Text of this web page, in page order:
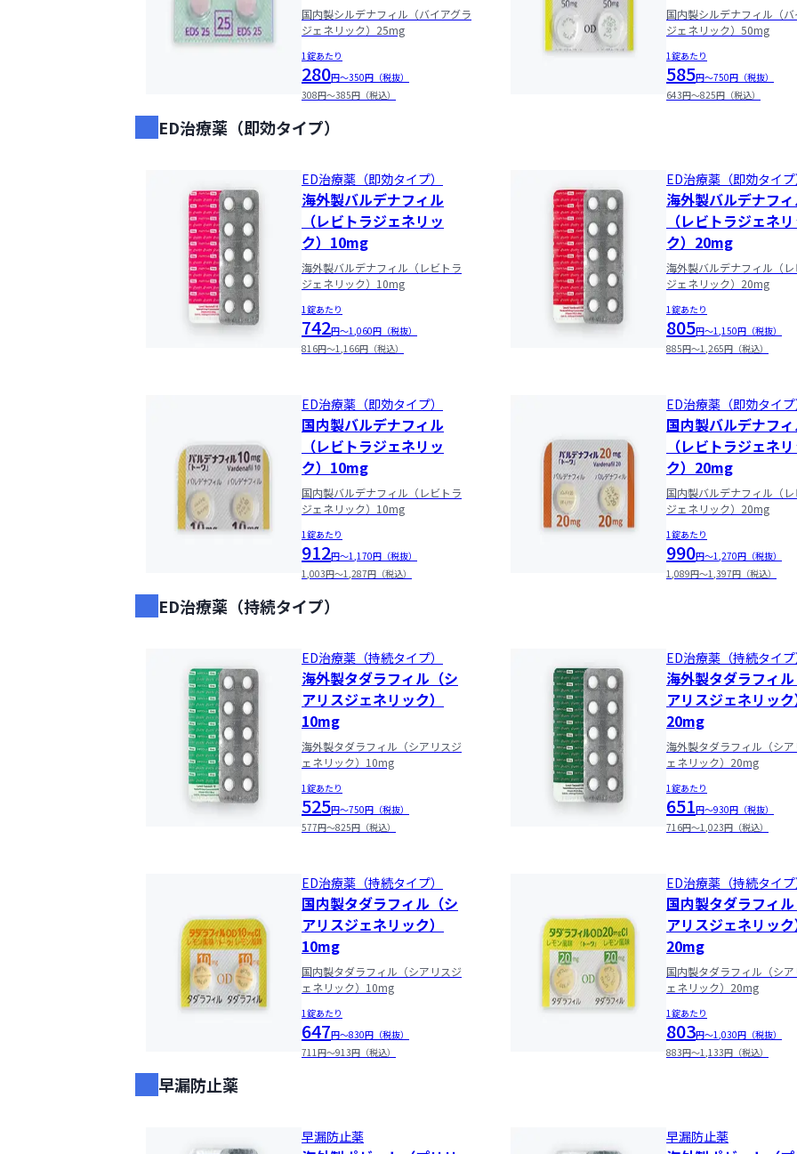
国内製シルデナフィル（バイアグラ
ジェネリック）25mg
1錠あたり
280円〜350円（税抜）
308円〜385円（税込）
国内製シルデナフィル（バ
ジェネリック）50mg
1錠あたり
585円〜750円（税抜）
643円〜825円（税込）
ED治療薬（即効タイプ）
ED治療薬（即効タイプ）
海外製バルデナフィル
（レビトラジェネリッ
ク）10mg
海外製バルデナフィル（レビトラ
ジェネリック）10mg
1錠あたり
742円〜1,060円（税抜）
816円〜1,166円（税込）
ED治療薬（即効タイプ
海外製バルデナフ
（レビトラジェネ
ク）20mg
海外製バルデナフィル（レ
ジェネリック）20mg
1錠あたり
805円〜1,150円（税抜）
885円〜1,265円（税込）
ED治療薬（即効タイプ）
国内製バルデナフィル
（レビトラジェネリッ
ク）10mg
国内製バルデナフィル（レビトラ
ジェネリック）10mg
1錠あたり
912円〜1,170円（税抜）
1,003円〜1,287円（税込）
ED治療薬（即効タイプ
国内製バルデナフ
（レビトラジェネ
ク）20mg
国内製バルデナフィル（レ
ジェネリック）20mg
1錠あたり
990円〜1,270円（税抜）
1,089円〜1,397円（税込）
ED治療薬（持続タイプ）
ED治療薬（持続タイプ）
海外製タダラフィル（シ
アリスジェネリック）
10mg
海外製タダラフィル（シアリスジ
ェネリック）10mg
1錠あたり
525円〜750円（税抜）
577円〜825円（税込）
ED治療薬（持続タイプ
海外製タダラフィ
アリスジェネリック
20mg
海外製タダラフィル（シア
ェネリック）20mg
1錠あたり
651円〜930円（税抜）
716円〜1,023円（税込）
ED治療薬（持続タイプ）
国内製タダラフィル（シ
アリスジェネリック）
10mg
国内製タダラフィル（シアリスジ
ェネリック）10mg
1錠あたり
647円〜830円（税抜）
711円〜913円（税込）
ED治療薬（持続タイプ
国内製タダラフィ
アリスジェネリック
20mg
国内製タダラフィル（シア
ェネリック）20mg
1錠あたり
803円〜1,030円（税抜）
883円〜1,133円（税込）
早漏防止薬
早漏防止薬 早漏防止薬
00:30
00:45
01:00
01:45
08:00
08:15
09:00
09:15
09:30
10:30
10:45
11:15